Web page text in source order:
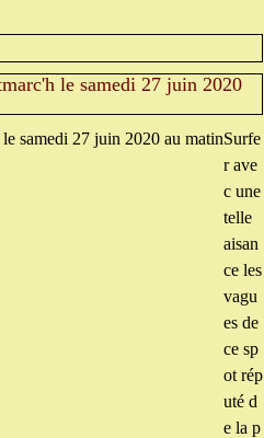
le samedi 27 juin 2020
Surfe
r ave
c une
telle
aisan
ce les
vagu
es de
ce sp
ot rép
uté d
e la p